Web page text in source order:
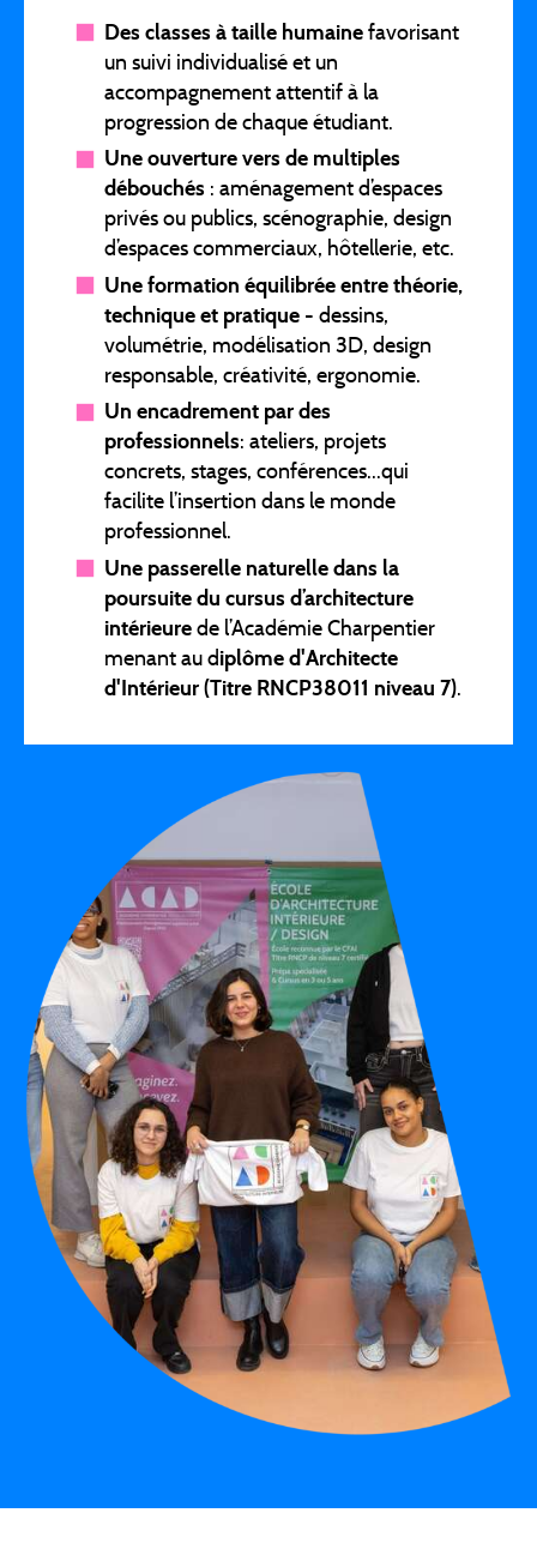
Des classes à taille humainefavorisant
un suivi individualisé et un
accompagnement attentif à la
progression de chaque étudiant.
Une ouverture vers de multiples
débouchés : aménagement d’espaces
privés ou publics, scénographie, design
d’espaces commerciaux, hôtellerie, etc.
Une formation équilibrée entre théorie,
technique et pratique - dessins,
volumétrie, modélisation 3D, design
responsable, créativité, ergonomie.
Un encadrement par des
professionnels: ateliers, projets
concrets, stages, conférences...qui
facilite l’insertion dans le monde
professionnel.
Une passerelle naturelle dans la
poursuite du cursus d’architecture
intérieurede l’Académie Charpentier
menant au diplôme d'Architecte
d'Intérieur (Titre RNCP38011 niveau 7).